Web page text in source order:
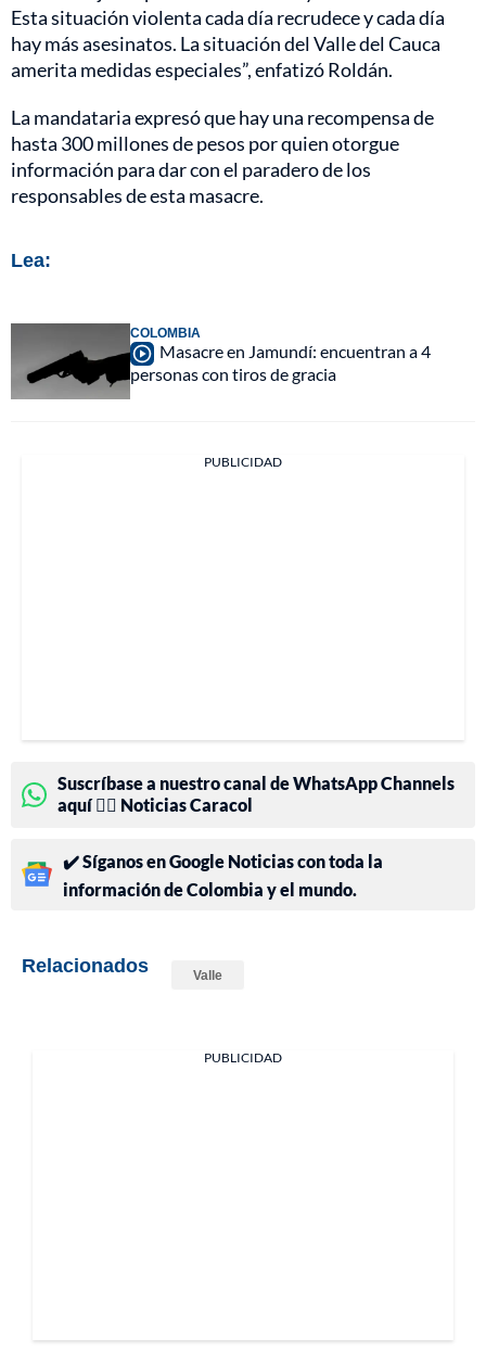
Esta situación violenta cada día recrudece y cada día
hay más asesinatos. La situación del Valle del Cauca
amerita medidas especiales”, enfatizó Roldán.
La mandataria expresó que hay una recompensa de
hasta 300 millones de pesos por quien otorgue
información para dar con el paradero de los
responsables de esta masacre.
Lea:
COLOMBIA
Masacre en Jamundí: encuentran a 4
personas con tiros de gracia
PUBLICIDAD
Suscríbase a nuestro canal de WhatsApp Channels
aquí 👉🏻 Noticias Caracol
✔️ Síganos en Google Noticias con toda la
información de Colombia y el mundo.
Relacionados Valle
PUBLICIDAD